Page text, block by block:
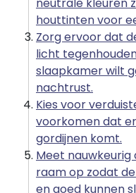
houttinten voor
Zorg ervoor dat
licht
slaapkamer wilt
nachtrust.
Kies voor
voorkomen dat
gordijnen komt.
Meet
raam op zodat
en goed kunnen